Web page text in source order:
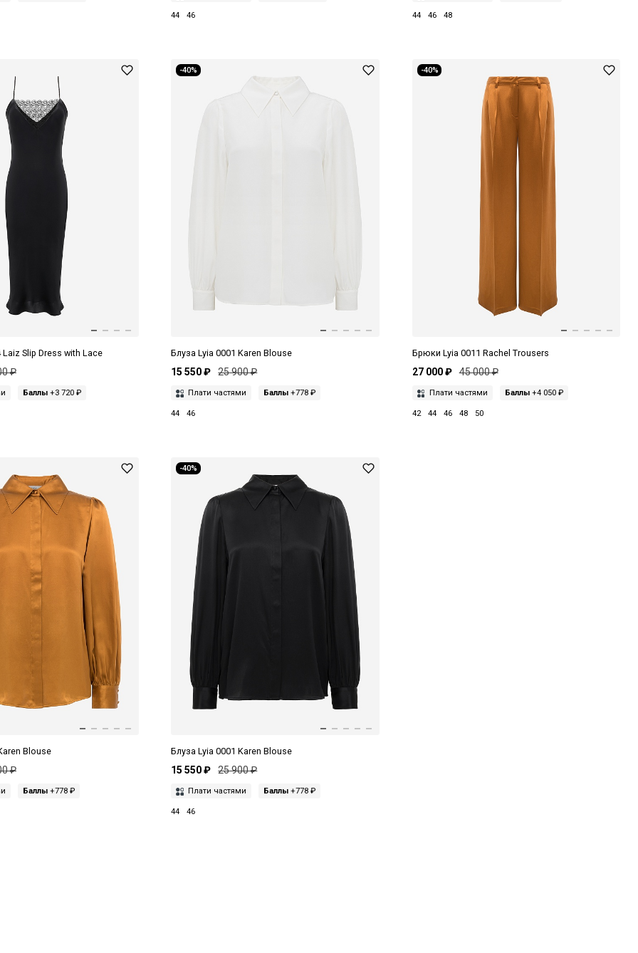
44 46 44 46 48
Laiz Slip Dress with Lace
₽
Баллы +3 720 ₽
-40%
Блуза Lyia 0001 Karen Blouse
15 550 ₽ 25 900 ₽
Плати частями Баллы +778 ₽
44 46
-40%
Брюки Lyia 0011 Rachel Trousers
27 000 ₽ 45 000 ₽
Плати частями Баллы+4 050 ₽
42 44 46 48 50
Blouse
₽
Баллы +778 ₽
-40%
Блуза Lyia 0001 Karen Blouse
15 550 ₽ 25 900 ₽
Плати частями Баллы +778 ₽
44 46